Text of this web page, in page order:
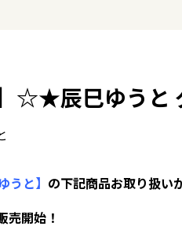
】☆★辰巳ゆう
うと】 の下記商品お取り扱い
売開始！